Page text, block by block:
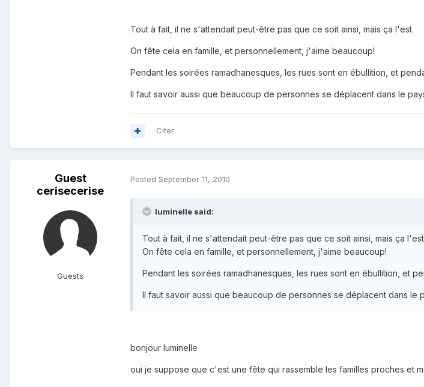
Tout à fait, il ne s'attendait peut-être pas que ce soit ainsi, mais ça l'est.
On fête cela en famille, et personnellement, j'aime beaucoup!
Pendant les soirées ramadhanesques, les rues sont en ébullition, et
Il faut savoir aussi que beaucoup de personnes se déplacent dans le
Citer
Guest
cerisecerise
Guests
Posted September 11, 2010
luminelle said:
Tout à fait, il ne s'attendait peut-être pas que ce soit ainsi, mais ça
On fête cela en famille, et personnellement, j'aime beaucoup!
Pendant les soirées ramadhanesques, les rues sont en ébullition, et
Il faut savoir aussi que beaucoup de personnes se déplacent dans le
bonjour luminelle
oui je suppose que c'est une fête qui rassemble les familles proches et